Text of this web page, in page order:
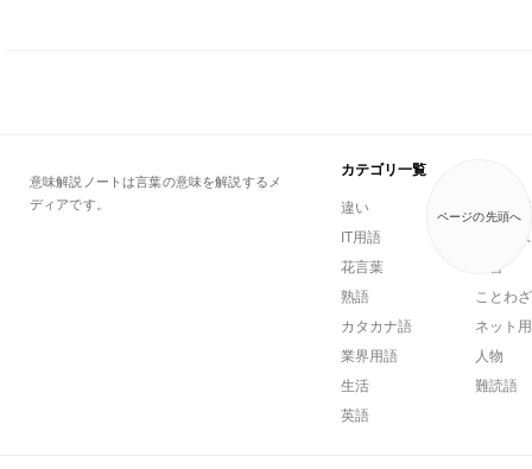
ページの先頭へ
意味解説ノートは言葉の意味を解説するメ
ディアです。
カテゴリ一覧
違い
一般用語
IT用語
ビジネ
花言葉
方言
熟語
ことわ
カタカナ語
ネット
業界用語
人物
生活
難読語
英語